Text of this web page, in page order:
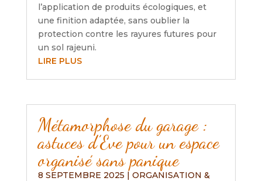
l’application de produits écologiques, et
une finition adaptée, sans oublier la
protection contre les rayures futures pour
un sol rajeuni.
LIRE PLUS
Métamorphose du garage :
astuces d’Eve pour un espace
organisé sans panique
8 SEPTEMBRE 2025 | ORGANISATION &